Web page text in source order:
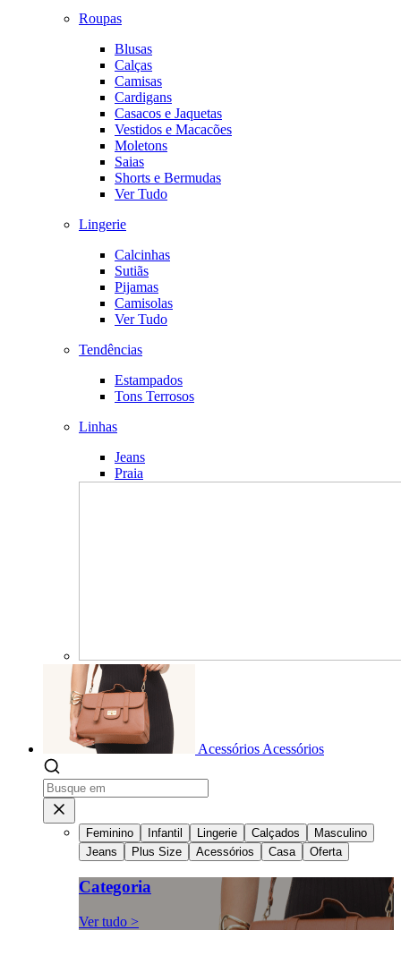
Roupas
Blusas
Calças
Camisas
Cardigans
Casacos e Jaquetas
Vestidos e Macacões
Moletons
Saias
Shorts e Bermudas
Ver Tudo
Lingerie
Calcinhas
Sutiãs
Pijamas
Camisolas
Ver Tudo
Tendências
Estampados
Tons Terrosos
Linhas
Jeans
Praia
Acessórios Acessórios
Feminino Infantil Lingerie Calçados
Masculino
Jeans
Plus Size Acessórios Casa Oferta
Categoria
Ver tudo >